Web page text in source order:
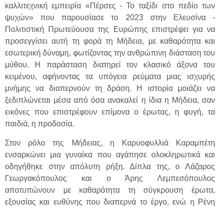
καλλιτεχνική εμπειρία «Πέρσες - Το ταξίδι στο πεδίο των
ψυχών» που παρουσίασε το 2023 στην Ελευσίνα -
Πολιτιστική Πρωτεύουσα της Ευρώπης επιστρέφει για να
προσεγγίσει αυτή τη φορά τη Μήδεια, με καθαρότητα και
εσωτερική δύναμη, φωτίζοντας την ανθρώπινη διάσταση του
μύθου. Η παράσταση διατηρεί τον κλασικό άξονα του
κειμένου, αφήνοντας τα υπόγεια ρεύματα μιας ισχυρής
μνήμης να διαπερνούν τη δράση. Η ιστορία μοιάζει να
ξεδιπλώνεται μέσα από όσα ανακαλεί η ίδια η Μήδεια, σαν
εικόνες που επιστρέφουν επίμονα ο έρωτας, η φυγή, τα
παιδιά, η προδοσία.
Στον ρόλο της Μήδειας, η Καρυοφυλλιά Καραμπέτη
ενσαρκώνει μια γυναίκα που αγάπησε ολοκληρωτικά και
οδηγήθηκε στην απόλυτη ρήξη. Δίπλα της, ο Λάζαρος
Γεωργακόπουλος και ο Άρης Λεμπεσόπουλος
αποτυπώνουν με καθαρότητα τη σύγκρουση έρωτα,
εξουσίας και ευθύνης που διαπερνά το έργο, ενώ η Ρένη